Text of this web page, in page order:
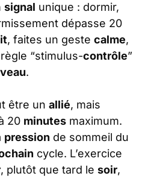
signal unique : dormir,
dépasse 20
, faites un geste calme,
“stimulus-contrôle”
.
être un allié, mais
20 minutes maximum.
pression de sommeil du
cycle. L’exercice
, plutôt que tard le soir,